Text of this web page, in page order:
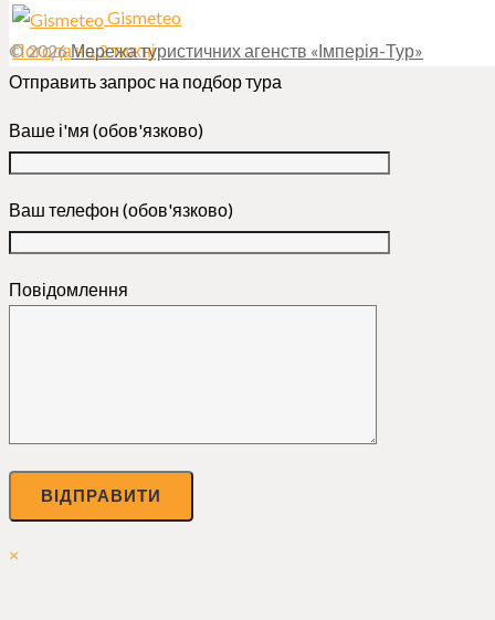
Gismeteo
Погода на 2 тижні
© 2026Мережа туристичних агенств «Імперія-Тур»
Отправить запрос на подбор тура
Ваше і'мя (обов'язково)
Ваш телефон (обов'язково)
Повідомлення
×